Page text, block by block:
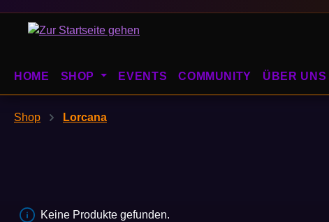
Hauptinhalt springen
Zur Suche springen
Zur Hauptnavigation springen
HOME SHOP EVENTS COMMUNITY ÜBER UNS
Shop Lorcana
Keine Produkte gefunden.